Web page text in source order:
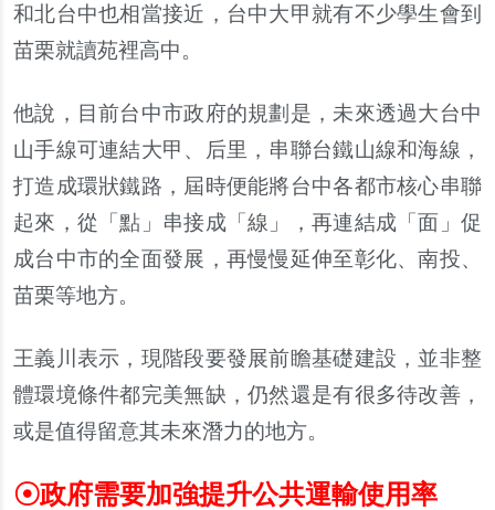
和北台中也相當接近，台中大甲就有不少學生會到
苗栗就讀苑裡高中。
他說，目前台中市政府的規劃是，未來透過大台中
山手線可連結大甲、后里，串聯台鐵山線和海線，
打造成環狀鐵路，屆時便能將台中各都市核心串聯
起來，從「點」串接成「線」，再連結成「面」促
成台中市的全面發展，再慢慢延伸至彰化、南投、
苗栗等地方。
王義川表示，現階段要發展前瞻基礎建設，並非整
體環境條件都完美無缺，仍然還是有很多待改善，
或是值得留意其未來潛力的地方。
☉政府需要加強提升公共運輸使用率